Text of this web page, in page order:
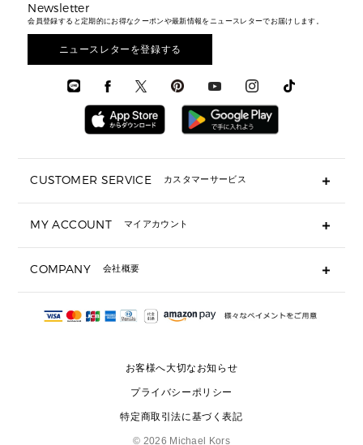
ウェア
アクセサリー
メンズ バッグ
メンズ 財布・小物
メンズ シューズ
メンズ ウェア
メンズ 時計・その他
メンズ財布・小物
メンズアクセサリー
メンズウェア
3 IN 1 / 2 IN 1 バッグ
▶ メンズすべて
▶ メンズすべて
▶ バッグすべて
通勤・通学アイテム
3 IN 1 バッグ
ミニ財布・フラグメントケース
▶ 小物すべて
定期ケース・カードケース・名刺入れ
サンダル
スニーカー
▶ ウェア
財布・小物
時計・ジュエリー
アクセサリー
エディターレビュー
Newsletter
会員登録すると定期的にお得なクーポンや最新情報をニュースレターでお届けします。
ニュースレターを登録する
CUSTOMER SERVICE カスタマーサービス
ギフト用にラッピングができますか？
ショッピングバッグを購入商品分送ってもらえますか？
注文後に完了メールが受信できないのですが？
サイズ交換はできますか？
MY ACCOUNT マイアカウント
COMPANY 会社概要
会社概要
お客様へ大切なお知らせ
プライバシーポリシー
特定商取引法に基づく表記
© 2026 Michael Kors